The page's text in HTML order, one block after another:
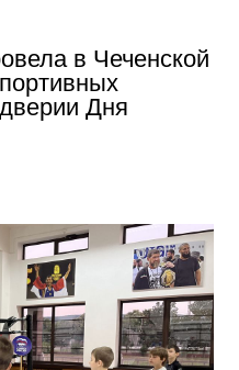
в Чеченской
Дня